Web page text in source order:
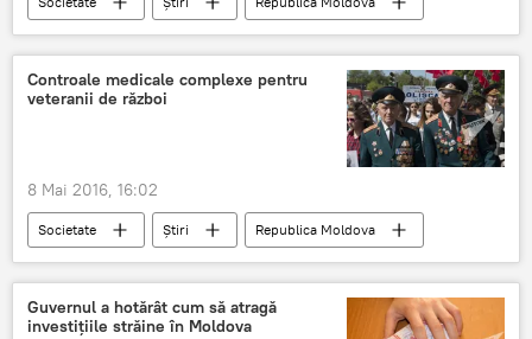
militari
buget
Moldova
Armata Națioală
Controale medicale complexe pentru
veteranii de război
8 Mai 2016, 16:02
Societate Știri
Republica Moldova
9 mai
veterani
Modova
control medical
ziua victoriei
Guvernul a hotărât cum să atragă
investițiile străine în Moldova